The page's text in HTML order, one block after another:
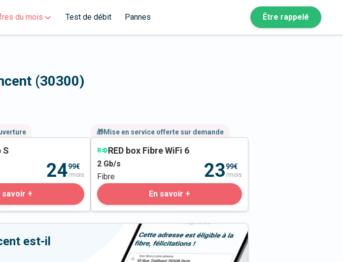
du mois Test de débit Pannes Être rappelé
(30300)
S
2499€
/mois
savoir +
🎁Mise en service offerte sur demande
RED box Fibre WiFi 6
2 Gb/s
Fibre
2399€
/mois
En savoir +
est-il